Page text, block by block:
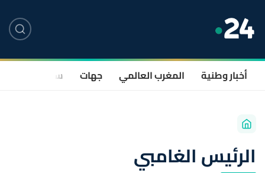
أخبار وطنية المغرب العالمي جهات سياسة
الرئيس الغامبي